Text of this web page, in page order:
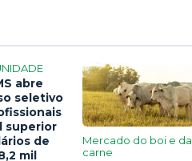
abre
seletivo
superior
de
mil
Mercado do boi e da
carne